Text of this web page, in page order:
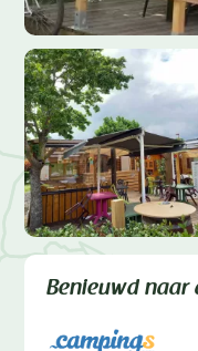
Benieuwd naar